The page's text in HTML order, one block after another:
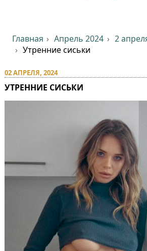
Главная Апрель 2024
2
Утренние сиськи
02 АПРЕЛЯ, 2024
УТРЕННИЕ СИСЬКИ